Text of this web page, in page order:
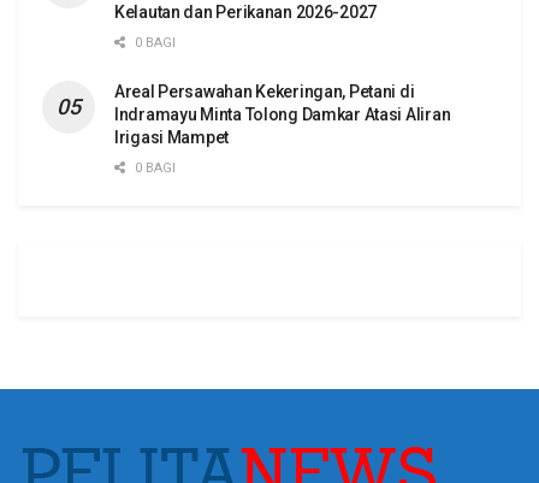
Kelautan dan Perikanan 2026-2027
0 BAGI
Areal Persawahan Kekeringan, Petani di
Indramayu Minta Tolong Damkar Atasi Aliran
Irigasi Mampet
0 BAGI